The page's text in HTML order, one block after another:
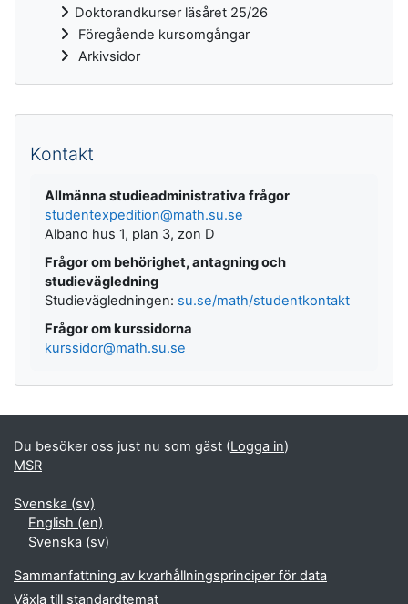
Doktorandkurser läsåret 25/26
Föregående kursomgångar
Arkivsidor
Kompletterande block
Kontakt
Allmänna studieadministrativa frågor
studentexpedition@math.su.se
Albano hus 1, plan 3, zon D
Frågor om behörighet, antagning och
studievägledning
Studievägledningen: su.se/math/studentkontakt
Frågor om kurssidorna
kurssidor@math.su.se
Du besöker oss just nu som gäst (Logga in)
MSR
Svenska ‎(sv)‎
English ‎(en)‎
Svenska ‎(sv)‎
Sammanfattning av kvarhållningsprinciper för data
Växla till standardtemat